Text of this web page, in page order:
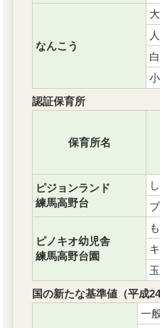
なんこう
認証保育所
保育所名
ピジョンランド
練馬高野台
ピノキオ幼児舎
練馬高野台園
国の新たな基準値（平成
一